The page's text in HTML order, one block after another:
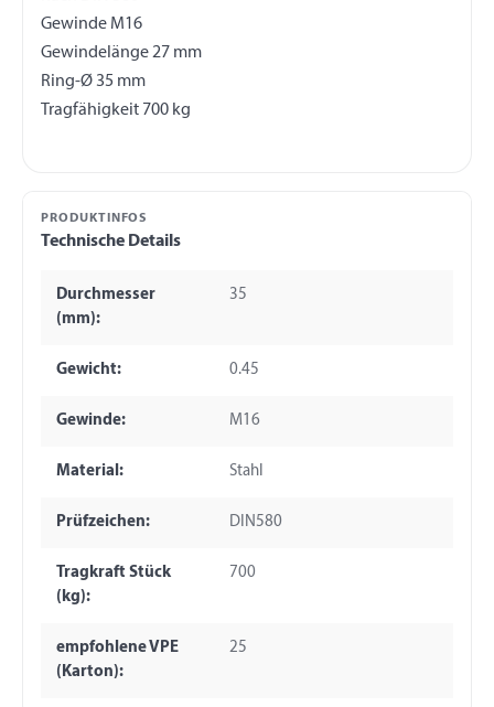
Gewinde M16
Gewindelänge 27 mm
Ring-Ø 35 mm
PRODUKTINFOS
Technische Details
Durchmesser
(mm):
35
Gewicht: 0.45
Gewinde: M16
Material: Stahl
Prüfzeichen: DIN580
Tragkraft Stück
(kg):
700
empfohlene VPE
(Karton):
25